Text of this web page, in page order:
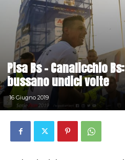
Pisa Bs – Canalicchio
bussano undici volte
16 Giugno 2019